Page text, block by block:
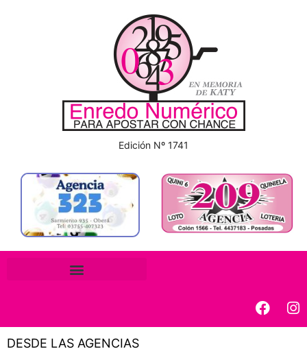
Edición Nº 1741
DESDE LAS AGENCIAS